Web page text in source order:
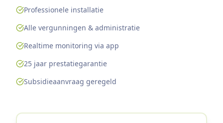
Professionele installatie
Alle vergunningen & administratie
Realtime monitoring via app
25 jaar prestatiegarantie
Subsidieaanvraag geregeld